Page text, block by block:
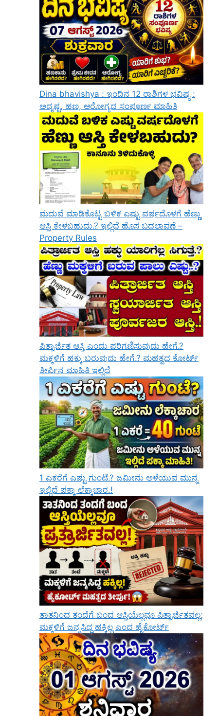
Dina bhavishya : ಇಂದಿನ 12 ರಾಶಿಗಳ ಭವಿಷ್ಯ :
ಅದೃಷ್ಟ, ಹಣ, ಆರೋಗ್ಯದ ಸಂಪೂರ್ಣ ಮಾಹಿತಿ
ಮದುವೆ ಮಾಡಿಕೊಟ್ಟ ಬಳಿಕ ಎಷ್ಟು ವರ್ಷದೊಳಗೆ ಹೆಣ್ಣು
ಆಸ್ತಿ ಕೇಳಬಹುದು.? ಇಲ್ಲಿದೆ ಹೊಸ ಬದಲಾವಣೆ –
Property Rules
ಪಿತ್ರಾರ್ಜಿತ ಆಸ್ತಿ ಎಂದು ಪರಿಗಣಿಸುವುದು ಹೇಗೆ.?
ಮಕ್ಕಳಿಗೆ ಹಕ್ಕು ಬರುವುದು ಹೇಗೆ.? ಮಹತ್ವದ ಕೋರ್ಟ್
ತೀರ್ಪಿನ ಮಾಹಿತಿ ಇಲ್ಲಿದೆ
1 ಎಕರೆಗೆ ಎಷ್ಟು ಗುಂಟೆ.? ಜಮೀನು ಅಳೆಯುವ ಮುನ್ನ
ಇಲ್ಲಿದೆ ಪಕ್ಕಾ ಲೆಕ್ಕಾಚಾರ.!
ತಾತನಿಂದ ತಂದೆಗೆ ಬಂದ ಆಸ್ತಿಯೆಲ್ಲವೂ ಪಿತ್ರಾರ್ಜಿತವಲ್ಲ;
ಮಕ್ಕಳಿಗೆ ಜನ್ಮಸಿದ್ಧ ಹಕ್ಕಿಲ್ಲ ಎಂದ ಹೈಕೋರ್ಟ್